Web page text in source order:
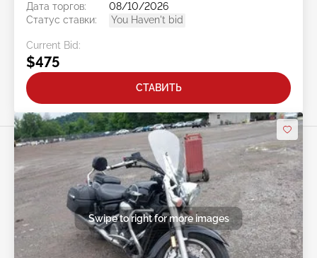
Дата торгов:
08/10/2026
Статус ставки:
You Haven't bid
Current Bid:
$475
СТАВИТЬ
Swipe to right for more images